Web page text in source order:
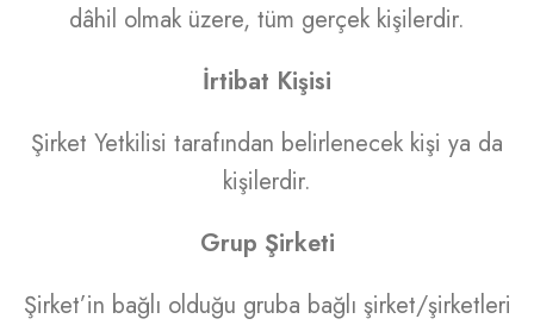
dâhil olmak üzere, tüm gerçek kişilerdir.
İrtibat Kişisi
Şirket Yetkilisi tarafından belirlenecek kişi ya da
kişilerdir.
Grup Şirketi
Şirket’in bağlı olduğu gruba bağlı şirket/şirketleri